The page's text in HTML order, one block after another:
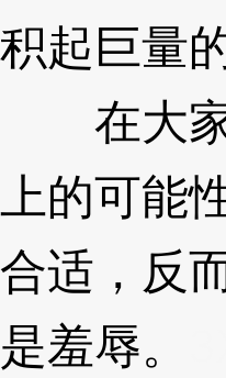
积起巨量
在大家
上的可能
合适，反
是羞辱。